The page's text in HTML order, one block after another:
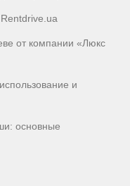
от компании «Люкс
и
основные